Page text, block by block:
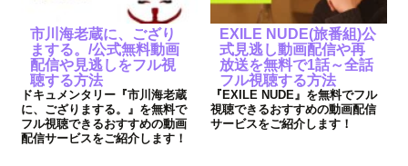
市川海老蔵に、ござり
まする。/公式無料動画
配信や見逃しをフル視
聴する方法
ドキュメンタリー『市川海老蔵
に、ござりまする。』を無料で
フル視聴できるおすすめの動画
配信サービスをご紹介します！
EXILE NUDE(旅番組)公
式見逃し動画配信や再
放送を無料で1話～全話
フル視聴する方法
『EXILE NUDE』を無料でフル
視聴できるおすすめの動画配信
サービスをご紹介します！